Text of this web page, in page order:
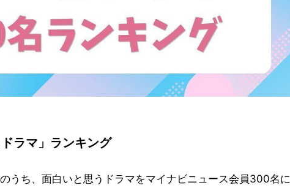
ラマ」ランキング
うち、面白いと思うドラマをマイナビニュース会員300名に